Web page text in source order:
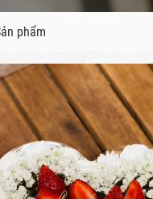
phẩm